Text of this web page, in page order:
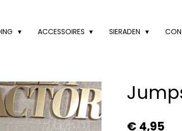
ACCESSOIRES SIERADEN
€ 4,95